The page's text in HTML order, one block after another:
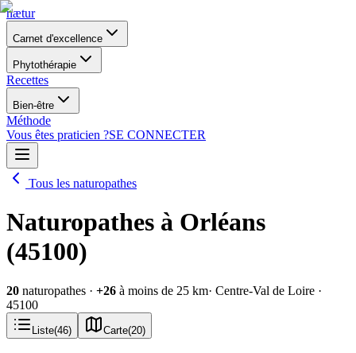
nætur
Carnet d'excellence
Phytothérapie
Recettes
Bien-être
Méthode
Vous êtes praticien ?SE CONNECTER
Tous les naturopathes
Naturopathes à Orléans
(45100)
20 naturopathes · +26 à moins de 25 km· Centre-Val de Loire ·
45100
Liste(46) Carte(20)